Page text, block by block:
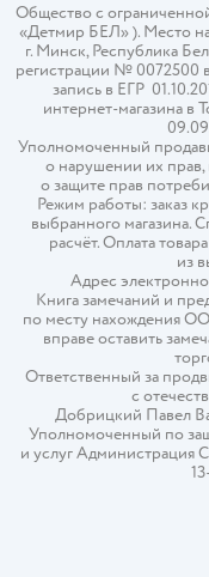
Общество с
«Детмир БЕЛ» ). Место
г. Минск, Республика
регистрации № 0072500
запись в ЕГР
интернет-магазина в
Уполномоченный
о нарушении их прав,
о защите прав
Режим работы: заказ
выбранного магазина.
расчёт. Оплата
из
Адрес
Книга замечаний и
по месту нахождения
вправе оставить
Ответственный за
с
Добрицкий Павел
Уполномоченный по
и услуг Администрация